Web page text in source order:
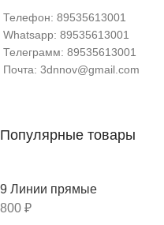
Телефон: 89535613001
Whatsapp: 89535613001
Телеграмм: 89535613001
Почта: 3dnnov@gmail.com
Популярные товары
9 Линии прямые
800 ₽